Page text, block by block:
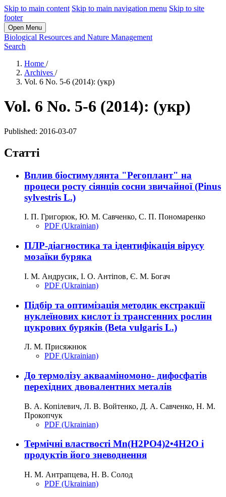
Skip to main content Skip to main navigation menu Skip to site
footer
Open Menu
Biological Resources and Nature Management
Search
Home /
Archives /
Vol. 6 No. 5-6 (2014): (укр)
Vol. 6 No. 5-6 (2014): (укр)
Published: 2016-03-07
Статті
Вплив біостимулянта "Регоплант" на
процеси росту сіянців сосни звичайної (Pinus
sylvestris L.)
І. П. Григорюк, Ю. М. Савченко, С. П. Пономаренко
PDF (Ukrainian)
ПЛР-діагностика та ідентифікація вірусу
мозаїки буряка
І. М. Андрусик, І. О. Антіпов, Є. М. Богач
PDF (Ukrainian)
Підбір та оптимізація методик екстракції
нуклеїнових кислот із трансгенних рослин
цукрових буряків (Beta vulgaris L.)
Л. М. Присяжнюк
PDF (Ukrainian)
До термолізу аквааміномоно- дифосфатів
перехідних двовалентних металів
В. А. Копілевич, Л. В. Войтенко, Д. А. Савченко, Н. М.
Прокопчук
PDF (Ukrainian)
Термічні властвості Mn(H2PO4)2•4H2O і
продуктів його зневоднення
Н. М. Антрапцева, Н. В. Солод
PDF (Ukrainian)